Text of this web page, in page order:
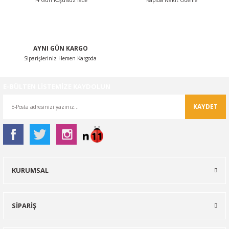
AYNI GÜN KARGO
Siparişleriniz Hemen Kargoda
KAYDET
KURUMSAL
SİPARİŞ